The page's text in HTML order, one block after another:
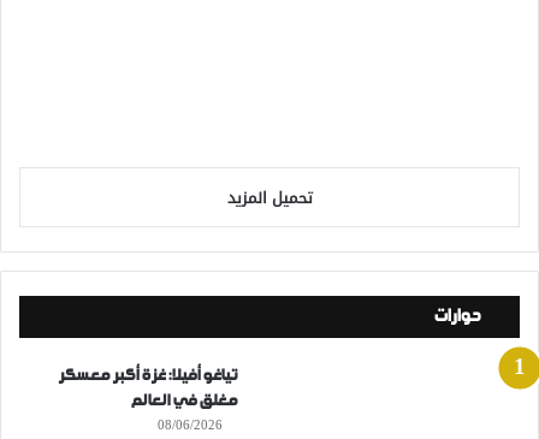
تحميل المزيد
حوارات
تياغو أفيلا: غزة أكبر معسكر
مغلق في العالم
08/06/2026